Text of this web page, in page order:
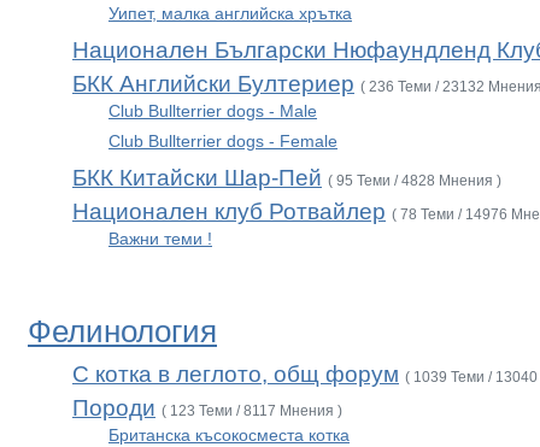
Уипет, малка английска хрътка
Национален Български Нюфаундленд
БКК Английски Бултериер ( 236 Теми / 23132
Club Bullterrier dogs - Male
Club Bullterrier dogs - Female
БКК Китайски Шар-Пей ( 95 Теми / 4828 Мнения )
Национален клуб Ротвайлер ( 78 Теми / 14976
Важни теми !
Фелинология
С котка в леглото, общ форум ( 1039 Теми /
Породи ( 123 Теми / 8117 Мнения )
Британска късокосместа котка